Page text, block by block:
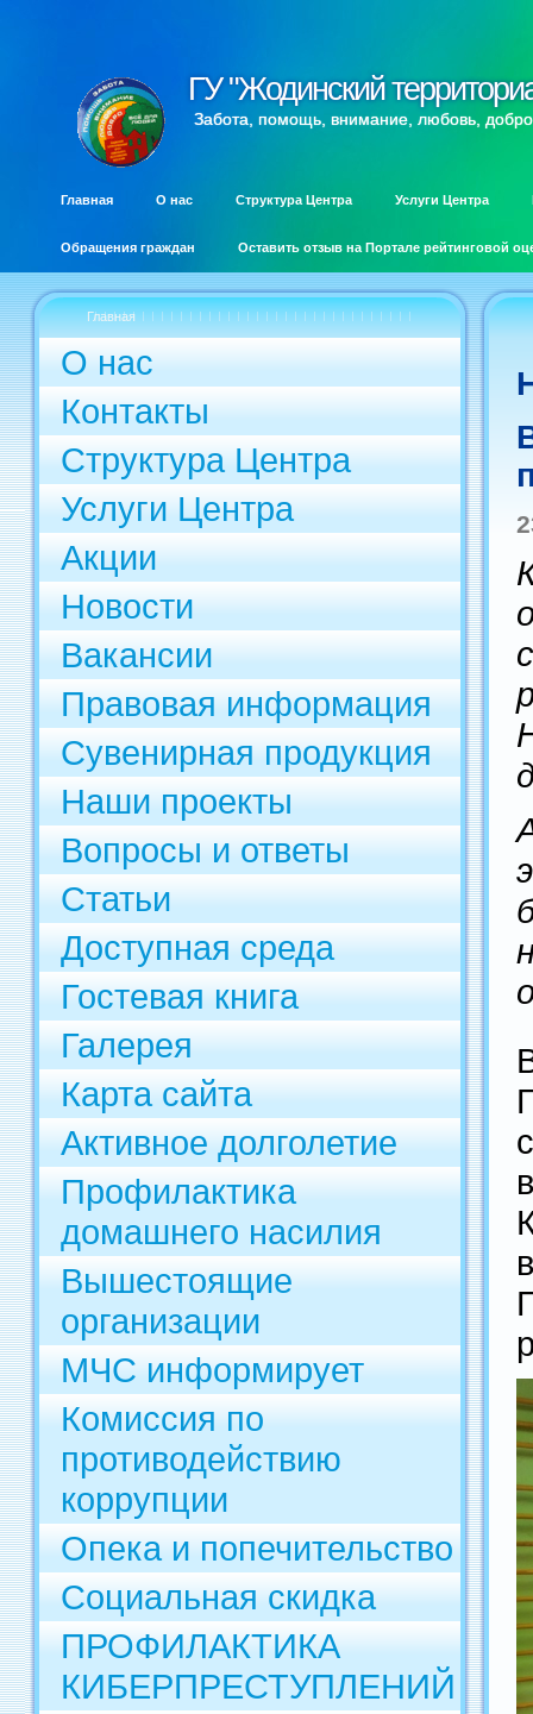
ГУ "Жодинский
ГУ "Жодинский
Забота, помощь, внимание, любовь, добро
Главная О нас Структура Центра Услуги Центра
Обращения граждан Оставить отзыв на Портале рейтинговой
Главная
О нас
Контакты
Структура Центра
Услуги Центра
Акции
Новости
Вакансии
Правовая информация
Сувенирная продукция
Наши проекты
Вопросы и ответы
Статьи
Доступная среда
Гостевая книга
Галерея
Карта сайта
Активное долголетие
Профилактика
домашнего насилия
Вышестоящие
организации
МЧС информирует
Комиссия по
противодействию
коррупции
Опека и попечительство
Социальная скидка
ПРОФИЛАКТИКА
КИБЕРПРЕСТУПЛЕНИЙ